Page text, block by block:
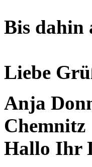
Bis dahin
Liebe
Anja
Chemnitz
Hallo Ihr